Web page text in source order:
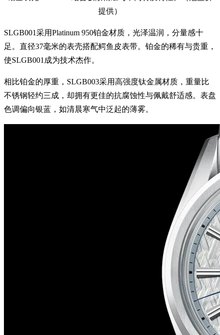
提供）
SLGB001采用Platinum 950铂金材质，光泽温润，分量感十
足。直径37毫米的表壳搭配鳄鱼皮表带。铂金的稀有与贵重，
使SLGB001成为技术杰作。
相比铂金的厚重，SLGB003采用高强度钛金属材质，重量比
不锈钢轻约三成，却拥有更佳的抗腐蚀性与佩戴舒适感。表盘
色调偏向银蓝，如清晨寒气中泛起的薄雾。